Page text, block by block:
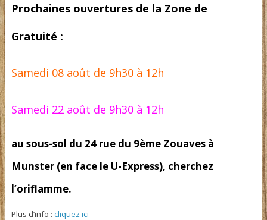
Prochaines ouvertures de la Zone de
Gratuité :
Samedi 08 août de 9h30 à 12h
Samedi 22 août de 9h30 à 12h
au sous-sol du 24 rue du 9ème Zouaves à
Munster (en face le U-Express), cherchez
l’oriflamme.
Plus d’info : cliquez ici